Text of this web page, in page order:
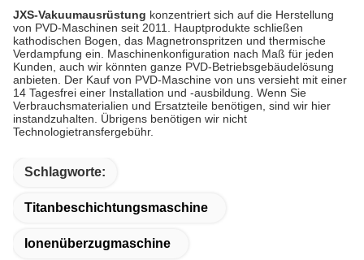
JXS-Vakuumausrüstung konzentriert sich auf die Herstellung
von PVD-Maschinen seit 2011. Hauptprodukte schließen
kathodischen Bogen, das Magnetronspritzen und thermische
Verdampfung ein. Maschinenkonfiguration nach Maß für jeden
Kunden, auch wir könnten ganze PVD-Betriebsgebäudelösung
anbieten. Der Kauf von PVD-Maschine von uns versieht mit einer
14 Tagesfrei einer Installation und -ausbildung. Wenn Sie
Verbrauchsmaterialien und Ersatzteile benötigen, sind wir hier
instandzuhalten. Übrigens benötigen wir nicht
Technologietransfergebühr.
Schlagworte:
Titanbeschichtungsmaschine
Ionenüberzugmaschine